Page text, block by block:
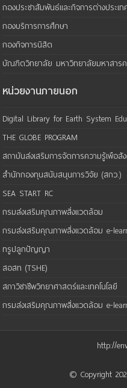
กองประชาสัมพันธ์และกิจการต่างประเท
กองบริการการศึกษา
กองกิจการนิสิต
บัณฑิตวิทยาลัย มหาวิทยาลัยมหาสาร
หน่วยงานภายนอก
Digital Library for Earth System
THE GLOBE PROGRAM
สถาบันส่งเสริมการจัดการความรู้เพือ
สำนักกองทุนสนับสนุนการวิจัย (สกว.)
SEA START RC
กรมส่งเสริมคุณภาพสิ่งแวดล้อม
กรมส่งเสริมคุณภาพสิ่งแวดล้อม e-
ทรูปลูกปัญญา
สอสท (TSHE)
สภาวิชาชีพวิทยาศาสตร์และเทคโนโลยี
กรมส่งเสริมคุณภาพสิ่งแวดล้อม e-
http://
© Copyright